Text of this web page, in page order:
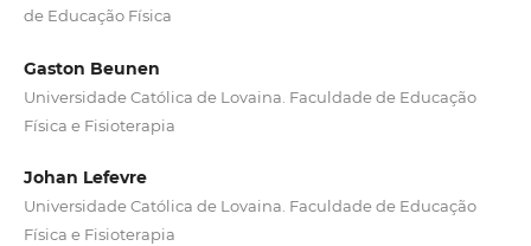
de Educação Física
Gaston Beunen
Universidade Católica de Lovaina. Faculdade de Educação
Física e Fisioterapia
Johan Lefevre
Universidade Católica de Lovaina. Faculdade de Educação
Física e Fisioterapia